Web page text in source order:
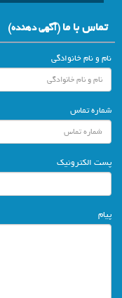
تماس با ما(آگهي دهنده)
نام و نام خانوادگی
شماره تماس
پست الکترونیک
پیام